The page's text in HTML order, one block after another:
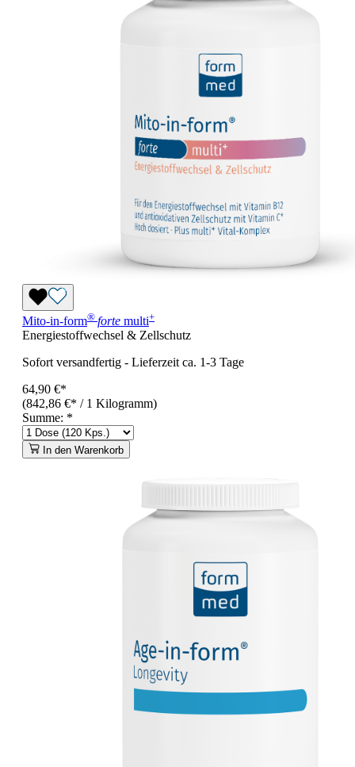
Mito-in-form® forte multi+
Energiestoffwechsel & Zellschutz
Sofort versandfertig - Lieferzeit ca. 1-3 Tage
64,90 €*
(842,86 €* / 1 Kilogramm)
Summe: *
In den Warenkorb